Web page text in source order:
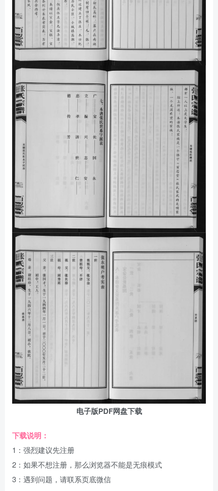
电子版PDF网盘下载
下载说明：
1：强烈建议先注册
2：如果不想注册，那么浏览器不能是无痕模式
3：遇到问题，请联系页底微信